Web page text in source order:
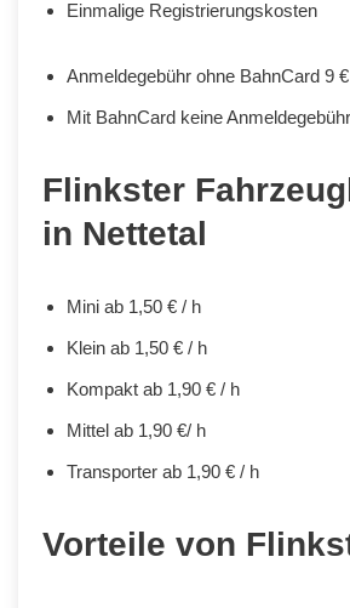
Einmalige Registrierungskosten
Anmeldegebühr ohne BahnCard 9 €
Mit BahnCard keine Anmeldegebühr
Flinkster
in Nettetal
Mini ab 1,50 € / h
Klein ab 1,50 € / h
Kompakt ab 1,90 € / h
Mittel ab 1,90 €/ h
Transporter ab 1,90 € / h
Vorteile von